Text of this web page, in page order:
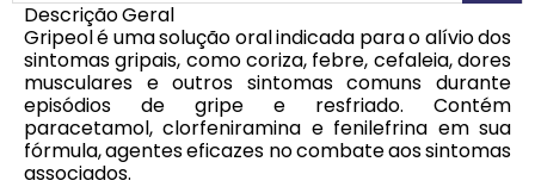
Descrição Geral
Gripeol é uma solução oral indicada para o alívio dos
sintomas gripais, como coriza, febre, cefaleia, dores
musculares e outros sintomas comuns durante
episódios de gripe e resfriado. Contém
paracetamol, clorfeniramina e fenilefrina em sua
fórmula, agentes eficazes no combate aos sintomas
associados.